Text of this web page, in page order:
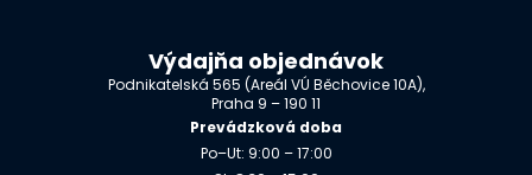
Výdajňa objednávok
Podnikatelská 565 (Areál VÚ Běchovice 10A),
Praha 9 – 190 11
Prevádzková doba
Po–Ut: 9:00 – 17:00